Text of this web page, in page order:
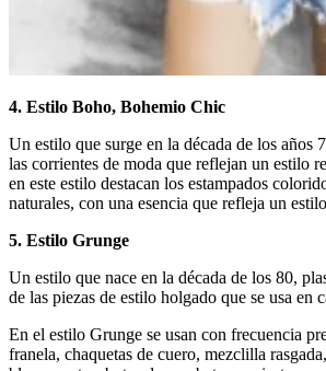
4. Estilo Boho, Bohemio Chic
Un estilo que surge en la década de los años
las corrientes de moda que reflejan un estilo
en este estilo destacan los estampados
naturales, con una esencia que refleja un
5. Estilo Grunge
Un estilo que nace en la década de los 80,
de las piezas de estilo holgado que se usa en
En el estilo Grunge se usan con frecuencia
franela, chaquetas de cuero, mezclilla